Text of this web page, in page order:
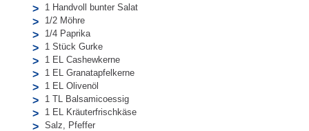
1 Handvoll bunter Salat
1/2 Möhre
1/4 Paprika
1 Stück Gurke
1 EL Cashewkerne
1 EL Granatapfelkerne
1 EL Olivenöl
1 TL Balsamicoessig
1 EL Kräuterfrischkäse
Salz, Pfeffer